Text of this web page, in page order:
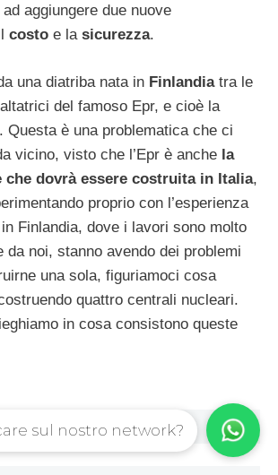
aggiungere due nuove
costo e la sicurezza.
una diatriba nata in Finlandia tra le
del famoso Epr, e cioè la
. Questa è una problematica che ci
vicino, visto che l’Epr è anche la
che dovrà essere costruita in Italia,
proprio con l’esperienza
Finlandia, dove i lavori sono molto
da noi, stanno avendo dei problemi
una sola, figuriamoci cosa
quattro centrali nucleari.
in cosa consistono queste
sul nostro network?